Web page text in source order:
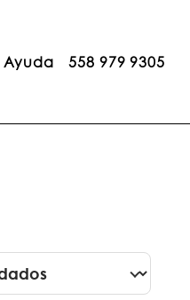
Ayuda 558 979 9305